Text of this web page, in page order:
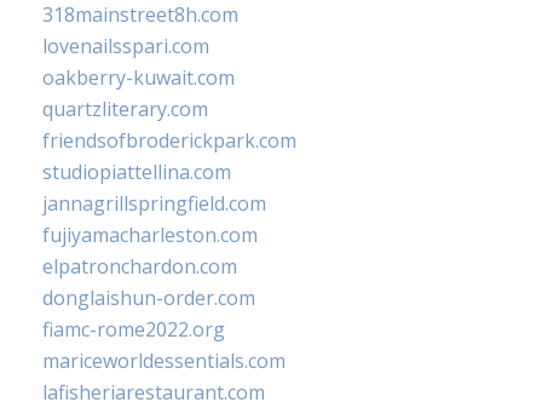
318mainstreet8h.com
lovenailsspari.com
oakberry-kuwait.com
quartzliterary.com
friendsofbroderickpark.com
studiopiattellina.com
jannagrillspringfield.com
fujiyamacharleston.com
elpatronchardon.com
donglaishun-order.com
fiamc-rome2022.org
mariceworldessentials.com
lafisheriarestaurant.com